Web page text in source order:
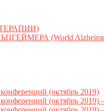
(World
(октябрь 2019)
(октябрь 2019)